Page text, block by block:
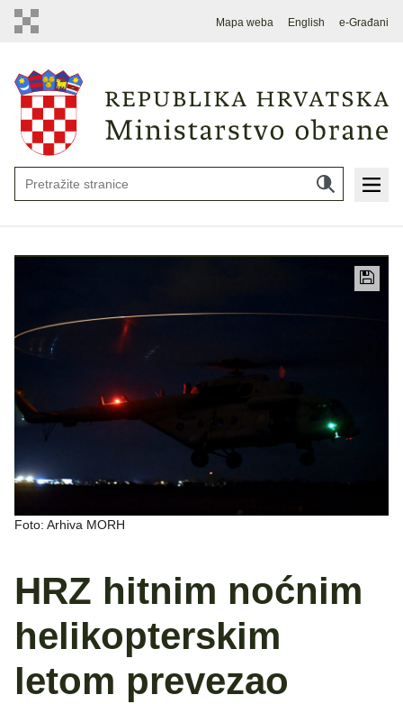
Mapa weba English e-Građani
Foto: Arhiva MORH
HRZ hitnim noćnim
helikopterskim
letom prevezao